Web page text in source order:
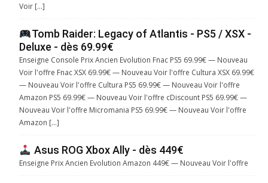
Voir […]
Tomb Raider: Legacy of Atlantis - PS5 / XSX -
Deluxe - dès 69.99€
Enseigne Console Prix Ancien Evolution Fnac PS5 69.99€ — Nouveau
Voir l'offre Fnac XSX 69.99€ — Nouveau Voir l'offre Cultura XSX 69.99€
— Nouveau Voir l'offre Cultura PS5 69.99€ — Nouveau Voir l'offre
Amazon PS5 69.99€ — Nouveau Voir l'offre cDiscount PS5 69.99€ —
Nouveau Voir l'offre Micromania PS5 69.99€ — Nouveau Voir l'offre
Amazon […]
Asus ROG Xbox Ally - dès 449€
Enseigne Prix Ancien Evolution Amazon 449€ — Nouveau Voir l'offre